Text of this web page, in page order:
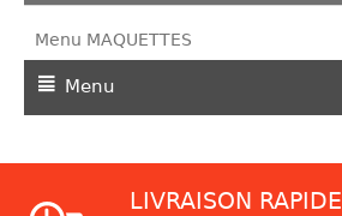
Menu MAQUETTES
Menu
LIVRAISON RAPIDE